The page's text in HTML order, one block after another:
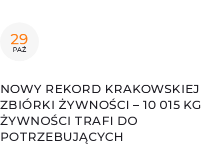
29
PAŹ
NOWY REKORD KRAKOWSKIEJ
ZBIÓRKI ŻYWNOŚCI – 10 015 KG
ŻYWNOŚCI TRAFI DO
POTRZEBUJĄCYCH